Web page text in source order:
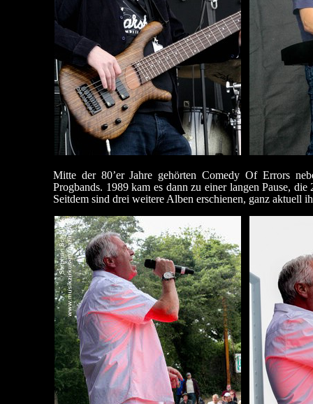
Mitte der 80’er Jahre gehörten Comedy Of Errors
Progbands. 1989 kam es dann zu einer langen Pause,
Seitdem sind drei weitere Alben erschienen, ganz aktuell